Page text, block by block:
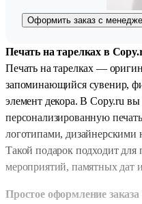
Оформить заказ с
Печать на тарелках в
Печать на тарелках —
запоминающийся сувенир,
элемент декора. В Copy.ru вы
персонализированную
логотипами,
Такой подарок подходит
мероприятий, памятных дат
Простое оформление